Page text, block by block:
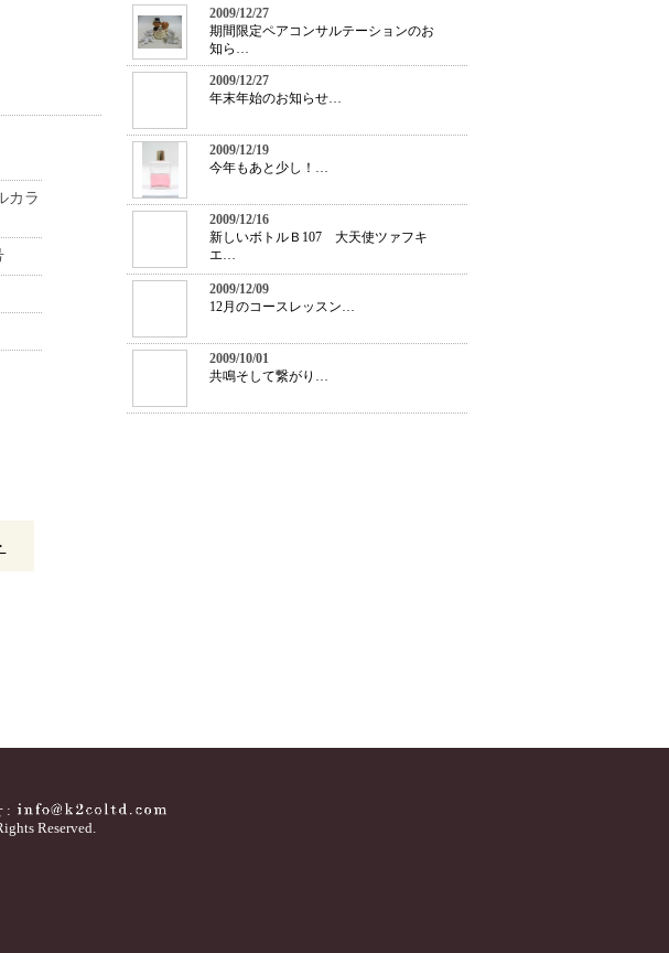
カラ
2009/12/27
期間限定ペアコンサルテーションのお
知ら…
2009/12/27
年末年始のお知らせ…
2009/12/19
今年もあと少し！…
2009/12/16
新しいボトルＢ107 大天使ツァフキ
エ…
2009/12/09
12月のコースレッスン…
2009/10/01
共鳴そして繋がり…
:
Reserved.